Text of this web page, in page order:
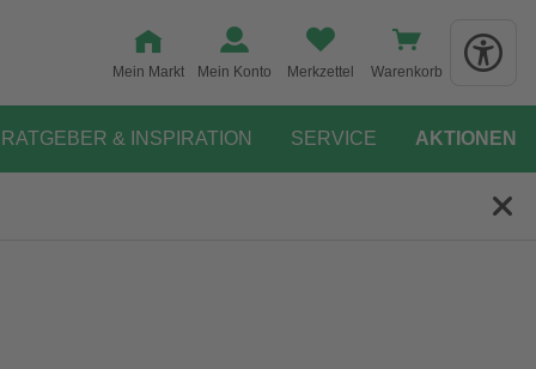
Mein Markt Mein Konto Merkzettel Warenkorb
RATGEBER & INSPIRATION SERVICE AKTIONEN